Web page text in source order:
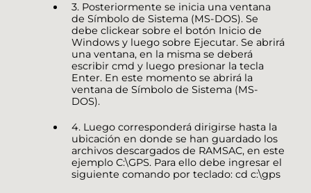
3. Posteriormente se inicia una ventana
de Símbolo de Sistema (MS-DOS). Se
debe clickear sobre el botón Inicio de
Windows y luego sobre Ejecutar. Se abrirá
una ventana, en la misma se deberá
escribir cmd y luego presionar la tecla
Enter. En este momento se abrirá la
ventana de Símbolo de Sistema (MS-
DOS).
4. Luego corresponderá dirigirse hasta la
ubicación en donde se han guardado los
archivos descargados de RAMSAC, en este
ejemplo C:\GPS. Para ello debe ingresar el
siguiente comando por teclado: cd c:\gps